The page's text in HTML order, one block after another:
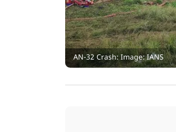
AN-32 Crash: Image: IANS